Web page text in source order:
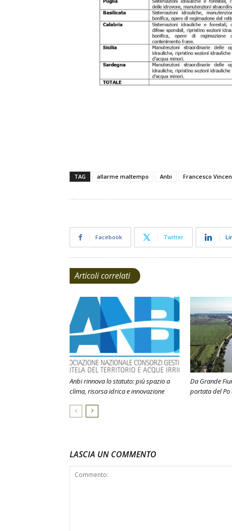
TAG allarme maltempo Anbi Francesco
Facebook Twitter
Articoli correlati
Anbi rinnova lo statuto: più spazio a
clima, risorsa idrica e innovazione
Da Grande
portata del Po
LASCIA UN COMMENTO